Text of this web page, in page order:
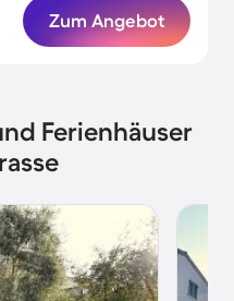
Zum Angebot
Ferienhäuser